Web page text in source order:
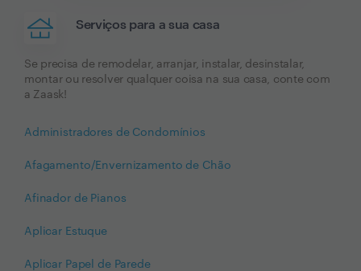
Serviços para a sua casa
Se precisa de remodelar, arranjar, instalar, desinstalar,
montar ou resolver qualquer coisa na sua casa, conte com
a Zaask!
Administradores de Condomínios
Afagamento/Envernizamento de Chão
Afinador de Pianos
Aplicar Estuque
Aplicar Papel de Parede